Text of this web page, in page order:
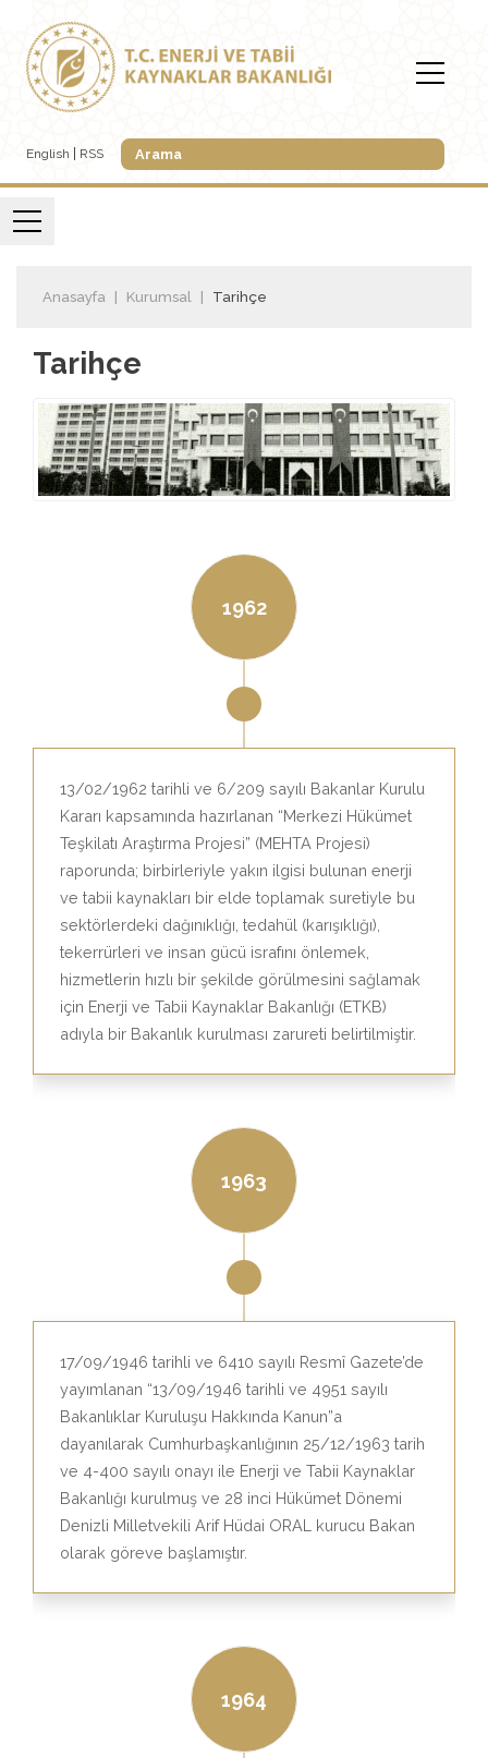
English RSS
Anasayfa Kurumsal Tarihçe
Tarihçe
1962
13/02/1962 tarihli ve 6/209 sayılı Bakanlar Kurulu
Kararı kapsamında hazırlanan “Merkezi Hükümet
Teşkilatı Araştırma Projesi” (MEHTA Projesi)
raporunda; birbirleriyle yakın ilgisi bulunan enerji
ve tabii kaynakları bir elde toplamak suretiyle bu
sektörlerdeki dağınıklığı, tedahül (karışıklığı),
tekerrürleri ve insan gücü israfını önlemek,
hizmetlerin hızlı bir şekilde görülmesini sağlamak
için Enerji ve Tabii Kaynaklar Bakanlığı (ETKB)
adıyla bir Bakanlık kurulması zarureti belirtilmiştir.
1963
17/09/1946 tarihli ve 6410 sayılı Resmî Gazete’de
yayımlanan “13/09/1946 tarihli ve 4951 sayılı
Bakanlıklar Kuruluşu Hakkında Kanun”a
dayanılarak Cumhurbaşkanlığının 25/12/1963 tarih
ve 4-400 sayılı onayı ile Enerji ve Tabii Kaynaklar
Bakanlığı kurulmuş ve 28 inci Hükümet Dönemi
Denizli Milletvekili Arif Hüdai ORAL kurucu Bakan
olarak göreve başlamıştır.
1964